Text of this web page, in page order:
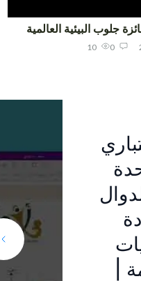
البيئية العالمية
10
|
|